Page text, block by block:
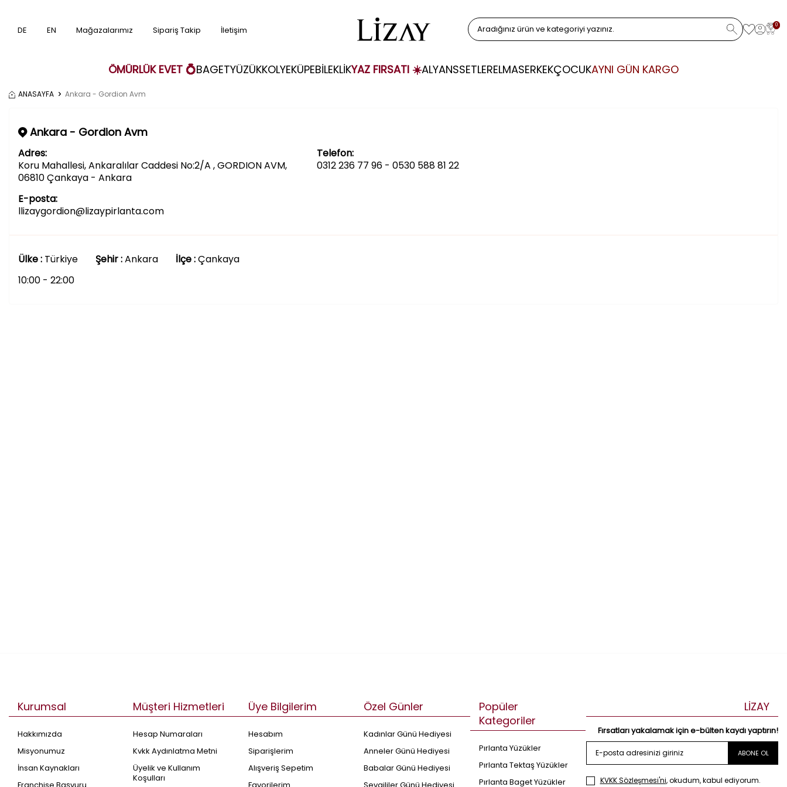
DE EN Mağazalarımız Sipariş Takip İletişim 0
ÖMÜRLÜK EVET 💍BAGETYÜZÜKKOLYEKÜPEBİLEKLİKYAZ FIRSATI ☀️ALYANSSETLERELMASERKEKÇOCUKAYNI GÜN KARGO
ANASAYFA Ankara - Gordion Avm
Ankara - Gordion Avm
Adres:
Koru Mahallesi, Ankaralılar Caddesi No:2/A , GORDION AVM,
06810 Çankaya - Ankara
Telefon:
0312 236 77 96 - 0530 588 81 22
E-posta:
llizaygordion@lizaypirlanta.com
Ülke : Türkiye Şehir :Ankara İlçe :Çankaya
10:00 - 22:00
Kurumsal
Hakkımızda
Misyonumuz
İnsan Kaynakları
Müşteri Hizmetleri
Hesap Numaraları
Kvkk Aydınlatma Metni
Üyelik ve Kullanım
Koşulları
Üye Bilgilerim
Hesabım
Siparişlerim
Alışveriş Sepetim
Özel Günler
Kadınlar Günü Hediyesi
Anneler Günü Hediyesi
Babalar Günü Hediyesi
Popüler
Kategoriler
Pırlanta Yüzükler
Pırlanta Tektaş Yüzükler
Pırlanta Baget Yüzükler
LİZAY
Fırsatları yakalamak için e-bülten kaydı yaptırın!
ABONE OL
KVKK Sözleşmesi'ni, okudum, kabul ediyorum.